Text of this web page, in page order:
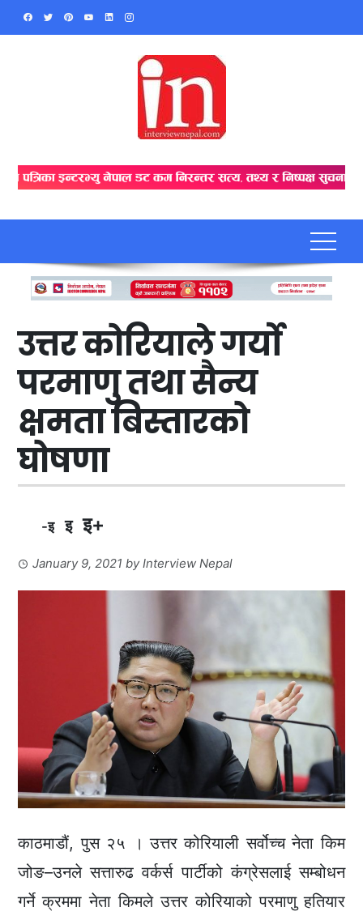
Skip
उत्तर कोरियाले गर्यो
परमाणु तथा सैन्य
क्षमता बिस्तारको
घोषणा
-इ इ इ+
January 9, 2021 byInterview Nepal
काठमाडौं, पुस २५ । उत्तर कोरियाली सर्वोच्च नेता किम
जोङ–उनले सत्तारुढ वर्कर्स पार्टीको कंग्रेसलाई सम्बोधन
गर्ने क्रममा नेता किमले उत्तर कोरियाको परमाणु हतियार